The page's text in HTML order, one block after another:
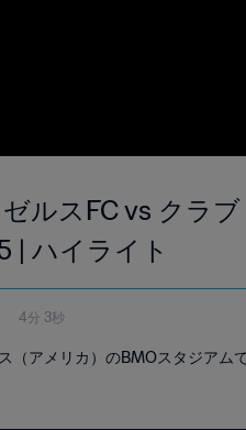
ルスFC vs クラ
| ハイライト
4分 3秒
（アメリカ）のBMOスタジアム